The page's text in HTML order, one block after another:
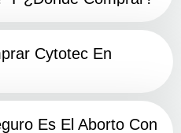
Cytotec En
Es El Aborto Con